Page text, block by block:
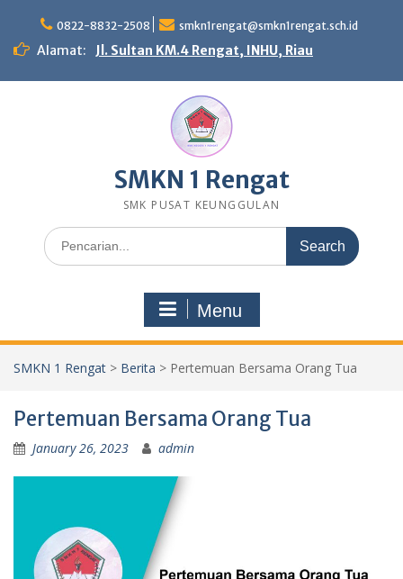
content
0822-8832-2508 smkn1rengat@smkn1rengat.sch.id
Alamat: Jl. Sultan KM.4 Rengat, INHU, Riau
SMKN 1 Rengat
SMK PUSAT KEUNGGULAN
Search
for:
Menu
SMKN 1 Rengat > Berita > Pertemuan Bersama Orang Tua
Pertemuan Bersama Orang Tua
January 26, 2023 admin